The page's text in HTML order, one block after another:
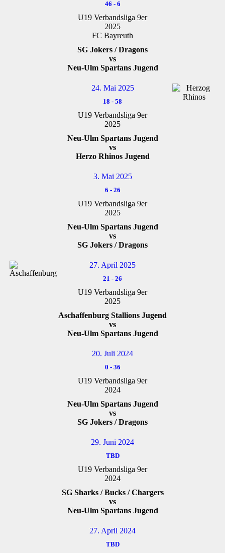
46 - 6
U19 Verbandsliga 9er
2025
FC Bayreuth
SG Jokers / Dragons
vs
Neu-Ulm Spartans Jugend
24. Mai 2025
18 - 58
U19 Verbandsliga 9er
2025
Neu-Ulm Spartans Jugend
vs
Herzo Rhinos Jugend
3. Mai 2025
6 - 26
U19 Verbandsliga 9er
2025
Neu-Ulm Spartans Jugend
vs
SG Jokers / Dragons
27. April 2025
21 - 26
U19 Verbandsliga 9er
2025
Aschaffenburg Stallions Jugend
vs
Neu-Ulm Spartans Jugend
20. Juli 2024
0 - 36
U19 Verbandsliga 9er
2024
Neu-Ulm Spartans Jugend
vs
SG Jokers / Dragons
29. Juni 2024
TBD
U19 Verbandsliga 9er
2024
SG Sharks / Bucks / Chargers
vs
Neu-Ulm Spartans Jugend
27. April 2024
TBD